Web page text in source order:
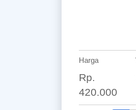
Harga
Rp.
420.000